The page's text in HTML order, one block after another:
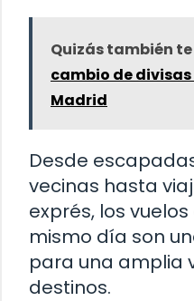
Quizás también
cambio de
Madrid
Desde
vecinas hasta
exprés, los
mismo día son
para una amplia
destinos.